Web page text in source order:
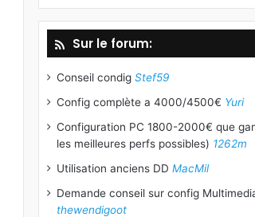
Sur le forum:
Conseil condig Stef59
Config complète a 4000/4500€ Yuri
Configuration PC 1800-2000€ que
les meilleures perfs possibles) 1262m
Utilisation anciens DD MacMil
Demande conseil sur config
thewendigoot